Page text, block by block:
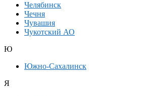
Челябинск
Чечня
Чувашия
Чукотский АО
Ю
Южно-Сахалинск
Я